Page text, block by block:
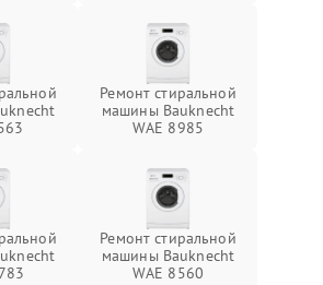
Ремонт стиральной
машины Bauknecht
WAE 8985
Ремонт стиральной
машины Bauknecht
WAE 8560